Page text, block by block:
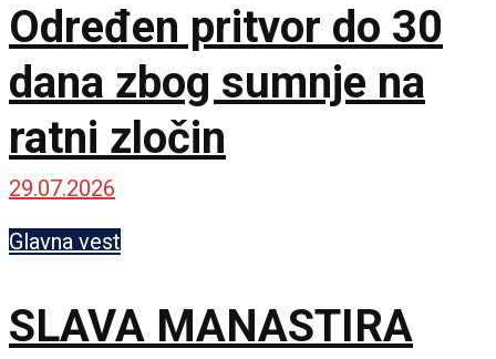
Određen pritvor do 30
dana zbog sumnje na
ratni zločin
29.07.2026
Glavna vest
SLAVA MANASTIRA